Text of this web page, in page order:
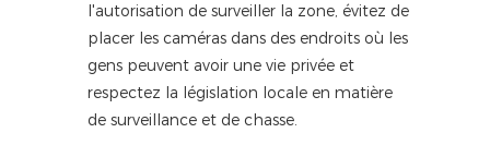
l'autorisation de surveiller la zone, évitez de
placer les caméras dans des endroits où les
gens peuvent avoir une vie privée et
respectez la législation locale en matière
de surveillance et de chasse.